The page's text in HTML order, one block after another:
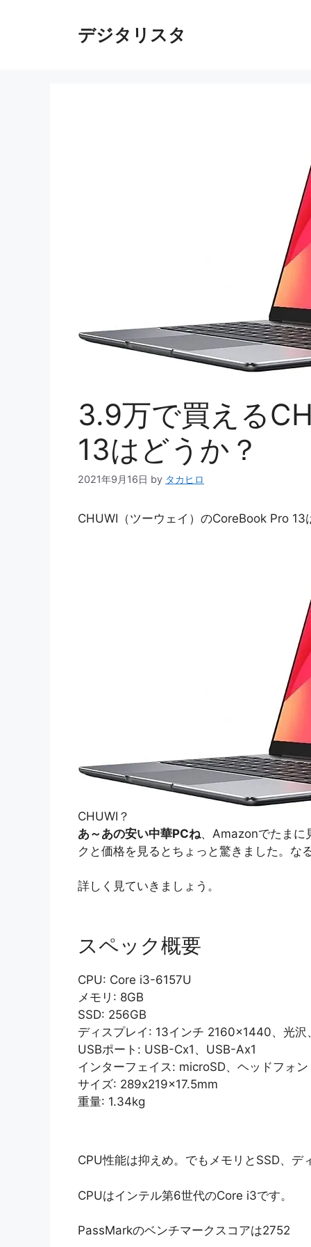
デジタリスタ
3.9万で買える
13はどうか？
2021年9月16日 by タカヒロ
CHUWI（ツーウェイ）のCoreBook Pro
CHUWI？
あ～あの安い中華PCね、Amazonでたまに
クと価格を見るとちょっと驚きました。な
詳しく見ていきましょう。
スペック概要
CPU: Core i3-6157U
メモリ: 8GB
SSD: 256GB
ディスプレイ: 13インチ 2160×1440、光沢
USBポート: USB-Cx1、USB-Ax1
インターフェイス: microSD、ヘッドフォン
サイズ: 289x219x17.5mm
重量: 1.34kg
CPU性能は抑えめ。でもメモリとSSD、
CPUはインテル第6世代のCore i3です。
PassMarkのベンチマークスコアは2752